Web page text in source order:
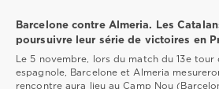
Barcelone contre Almeria. Les
poursuivre leur série de victoires en
Le 5 novembre, lors du match du 13e tour
espagnole, Barcelone et Almeria
rencontre aura lieu au Camp Nou